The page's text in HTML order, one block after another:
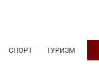
СПОРТ ТУРИЗМ